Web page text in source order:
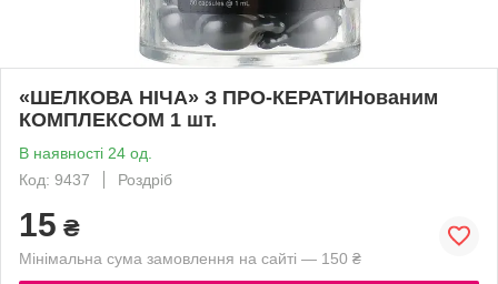
«ШЕЛКОВА НІЧА» З ПРО-КЕРАТИНованим
КОМПЛЕКСОМ 1 шт.
В наявності 24 од.
Код: 9437
Роздріб
15 ₴
Мінімальна сума замовлення на сайті — 150 ₴